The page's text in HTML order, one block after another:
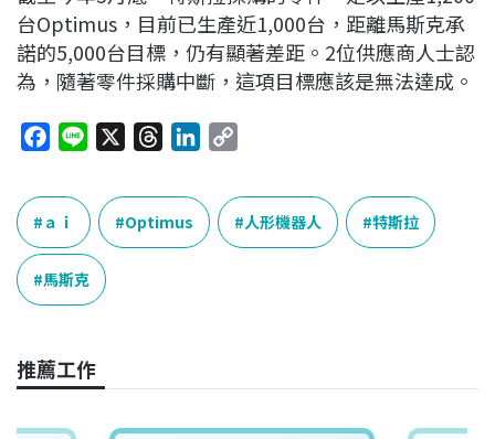
台Optimus，目前已生產近1,000台，距離馬斯克承
諾的5,000台目標，仍有顯著差距。2位供應商人士認
為，隨著零件採購中斷，這項目標應該是無法達成。
c
e
b
o
o
e
r
e
a
k
e
p
y
L
ａｉ Optimus 人形機器人 特斯拉
馬斯克
推薦工作